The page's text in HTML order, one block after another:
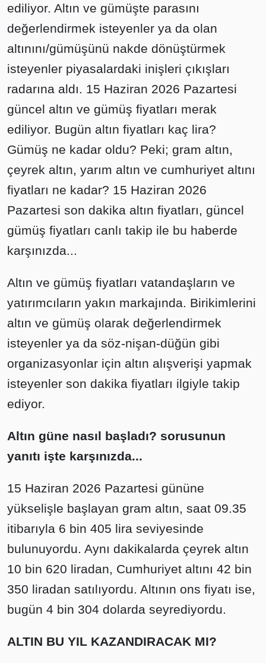
ediliyor. Altın ve gümüşte parasını
değerlendirmek isteyenler ya da olan
altınını/gümüşünü nakde dönüştürmek
isteyenler piyasalardaki inişleri çıkışları
radarına aldı. 15 Haziran 2026 Pazartesi
güncel altın ve gümüş fiyatları merak
ediliyor. Bugün altın fiyatları kaç lira?
Gümüş ne kadar oldu? Peki; gram altın,
çeyrek altın, yarım altın ve cumhuriyet altını
fiyatları ne kadar? 15 Haziran 2026
Pazartesi son dakika altın fiyatları, güncel
gümüş fiyatları canlı takip ile bu haberde
karşınızda...
Altın ve gümüş fiyatları vatandaşların ve
yatırımcıların yakın markajında. Birikimlerini
altın ve gümüş olarak değerlendirmek
isteyenler ya da söz-nişan-düğün gibi
organizasyonlar için altın alışverişi yapmak
isteyenler son dakika fiyatları ilgiyle takip
ediyor.
Altın güne nasıl başladı? sorusunun
yanıtı işte karşınızda...
15 Haziran 2026 Pazartesi gününe
yükselişle başlayan gram altın, saat 09.35
itibarıyla 6 bin 405 lira seviyesinde
bulunuyordu. Aynı dakikalarda çeyrek altın
10 bin 620 liradan, Cumhuriyet altını 42 bin
350 liradan satılıyordu. Altının ons fiyatı ise,
bugün 4 bin 304 dolarda seyrediyordu.
ALTIN BU YIL KAZANDIRACAK MI?